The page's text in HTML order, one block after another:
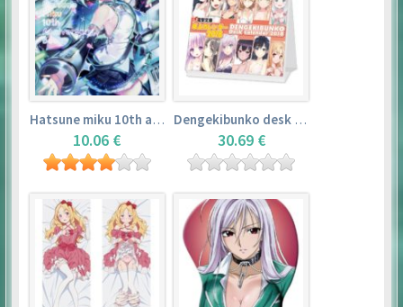
Hatsune miku 10th anniversary book
10.06 €
Dengekibunko desk calendar 2018
30.69 €